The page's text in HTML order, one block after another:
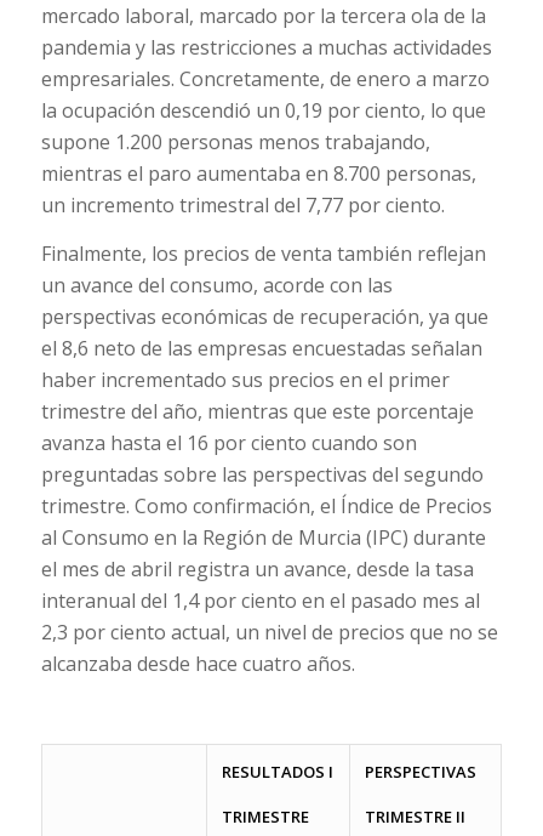
mercado laboral, marcado por la tercera ola de la
pandemia y las restricciones a muchas actividades
empresariales. Concretamente, de enero a marzo
la ocupación descendió un 0,19 por ciento, lo que
supone 1.200 personas menos trabajando,
mientras el paro aumentaba en 8.700 personas,
un incremento trimestral del 7,77 por ciento.
Finalmente, los precios de venta también reflejan
un avance del consumo, acorde con las
perspectivas económicas de recuperación, ya que
el 8,6 neto de las empresas encuestadas señalan
haber incrementado sus precios en el primer
trimestre del año, mientras que este porcentaje
avanza hasta el 16 por ciento cuando son
preguntadas sobre las perspectivas del segundo
trimestre. Como confirmación, el Índice de Precios
al Consumo en la Región de Murcia (IPC) durante
el mes de abril registra un avance, desde la tasa
interanual del 1,4 por ciento en el pasado mes al
2,3 por ciento actual, un nivel de precios que no se
alcanzaba desde hace cuatro años.
RESULTADOS I
TRIMESTRE
PERSPECTIVAS
TRIMESTRE II